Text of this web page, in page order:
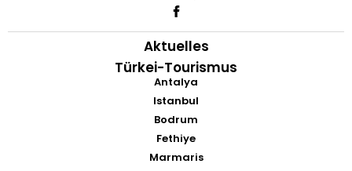
Aktuelles
Türkei-Tourismus
Antalya
Istanbul
Bodrum
Fethiye
Marmaris